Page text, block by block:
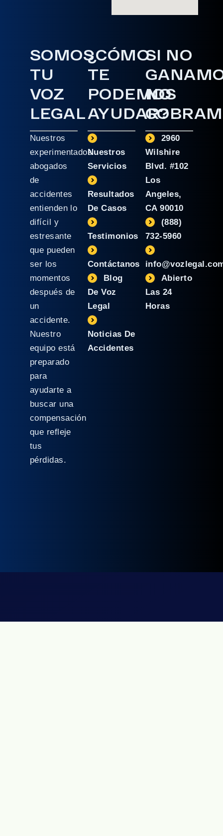
SOMOS
TU
VOZ
LEGAL
Nuestros
experimentados
abogados
de
accidentes
entienden lo
difícil y
estresante
que pueden
ser los
momentos
después de
un
accidente.
Nuestro
equipo está
preparado
para
ayudarte a
buscar una
compensación
que refleje
tus
pérdidas.
¿CÓMO
TE
PODEMOS
AYUDAR?
Nuestros
Servicios
Resultados
De Casos
Testimonios
Contáctanos
Blog
De Voz
Legal
Noticias De
Accidentes
SI NO
NO
2960
Wilshire
Blvd. #102
Los
Angeles,
CA 90010
(888)
732-5960
Abierto
Las 24
Horas